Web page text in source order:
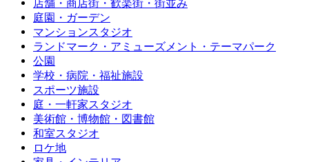
店舗・商店街・歓楽街・街並み
庭園・ガーデン
マンションスタジオ
ランドマーク・アミューズメント・テーマパーク
公園
学校・病院・福祉施設
スポーツ施設
庭・一軒家スタジオ
美術館・博物館・図書館
和室スタジオ
ロケ地